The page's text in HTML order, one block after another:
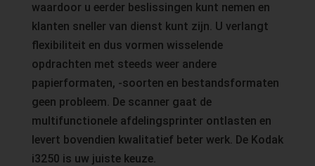
waardoor u eerder beslissingen kunt nemen en
klanten sneller van dienst kunt zijn. U verlangt
flexibiliteit en dus vormen wisselende
opdrachten met steeds weer andere
papierformaten, -soorten en bestandsformaten
geen probleem. De scanner gaat de
multifunctionele afdelingsprinter ontlasten en
levert bovendien kwalitatief beter werk. De Kodak
i3250 is uw juiste keuze.